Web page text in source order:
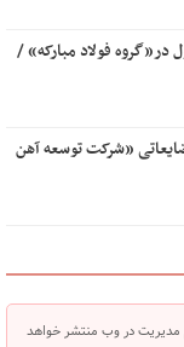
برای تحول در«گروه فولاد مبارکه» /
«شرکت توسعه آهن
مدیریت در وب منتشر خواهد